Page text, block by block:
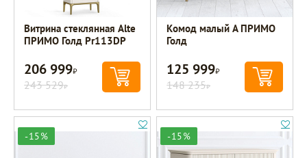
Витрина стеклянная Alte
ПРИМО Голд Pr113DP
206 999Р
243 529Р
Комод малый A ПРИМО
Голд
125 999Р
148 235Р
-15% -15%